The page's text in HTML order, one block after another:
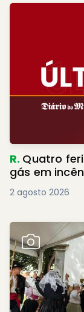
R. Quatro
gás em
2 agosto 2026